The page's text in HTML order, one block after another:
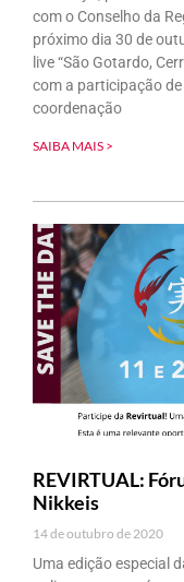
com o Conselho da
próximo dia 30 de
live “São Gotardo,
com a participação
coordenação
SAIBA MAIS >
REVIRTUAL:
Nikkeis
14 de outubro de 2020
Uma edição especial